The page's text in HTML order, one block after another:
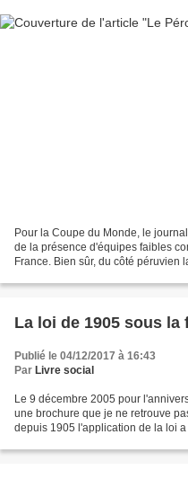
Pour la Coupe du Monde, le
de la présence d'équipes faibles
France. Bien sûr, du côté péruvien
La loi de 1905 sous
Publié le 04/12/2017 à 16:43
Par Livre social
Le 9 décembre 2005 pour
une brochure que je ne retrouve
depuis 1905 l'application de la loi